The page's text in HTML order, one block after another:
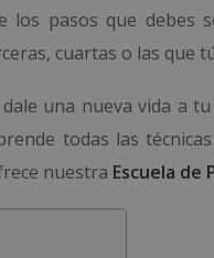
los pasos que debes
cuartas o las que
una nueva vida a
todas las
nuestra Escuela de